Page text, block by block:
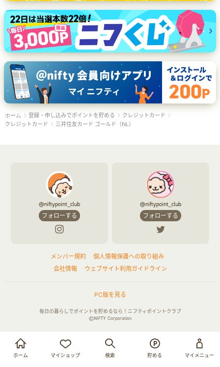
お買い物・サービス利用で貯める
ログイン
ホーム マイショップ 検索 貯める マイメニュー
ホーム 登録・申し込みでポイントを貯める
クレジットカード
クレジットカード
三井住友カード ゴールド（NL）
@niftypoint_club
フォローする
@niftypoint_club
フォローする
メンバー規約
個人情報保護への取り組み
会社情報
ウェブサイト利用ガイドライン
PC版を見る
毎日の暮らしでポイントを貯めるなら！ニフティポイントクラブ
©NIFTY Corporation